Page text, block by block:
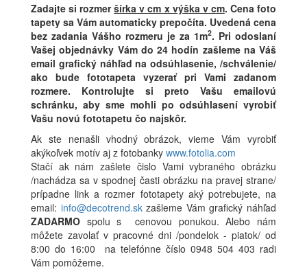
Zadajte si rozmeršírka v cm x výška v cm. Cena foto
tapety sa Vám automaticky prepočíta. Uvedená cena
bez zadania Vášho rozmeru je za 1m2. Pri odoslaní
Vašej objednávky Vám do 24 hodín zašleme na Váš
email grafický náhľad na odsúhlasenie, /schválenie/
ako bude fototapeta vyzerať pri Vami zadanom
rozmere. Kontrolujte si preto Vašu emailovú
schránku, aby sme mohli po odsúhlasení vyrobiť
Vašu novú fototapetu čo najskôr.
Ak ste nenašli vhodný obrázok, vieme Vám vyrobiť
akýkoľvek motív aj z fotobanky www.fotolia.com
Stačí ak nám zašlete čislo Vami vybraného obrázku
/nachádza sa v spodnej časti obrázku na pravej strane/
prípadne link a rozmer fototapety aký potrebujete, na
email: info@decotrend.skzašleme Vám grafický náhľad
ZADARMO spolu s cenovou ponukou. Alebo nám
môžete zavolať v pracovné dni /pondelok - piatok/ od
8:00 do 16:00 na telefónne číslo 0948 504 403 radi
Vám pomôžeme.